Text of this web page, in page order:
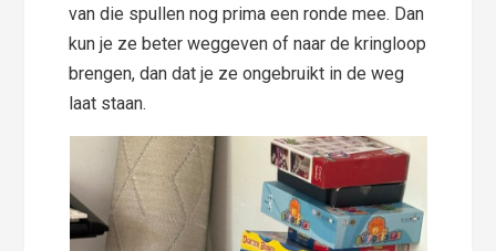
van die spullen nog prima een ronde mee. Dan
kun je ze beter weggeven of naar de kringloop
brengen, dan dat je ze ongebruikt in de weg
laat staan.